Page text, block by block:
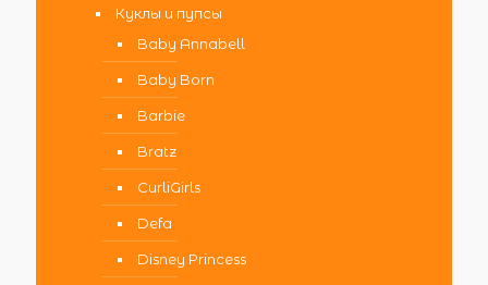
Куклы и пупсы
Baby Annabell
Baby Born
Barbie
Bratz
CurliGirls
Defa
Disney Princess